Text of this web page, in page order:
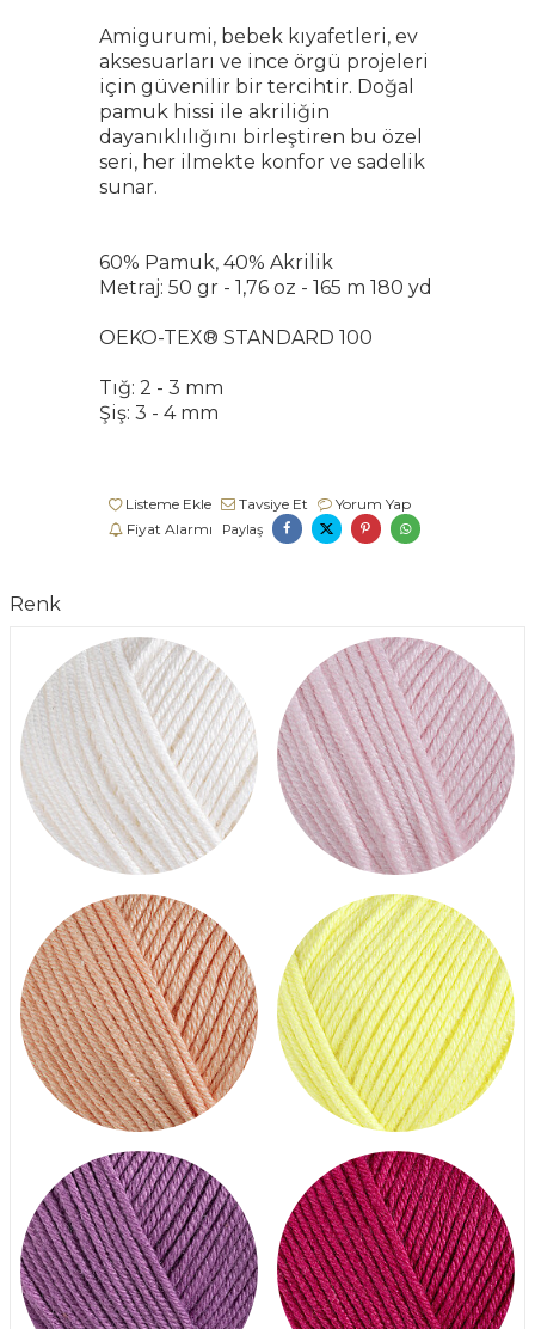
Amigurumi, bebek kıyafetleri, ev
aksesuarları ve ince örgü projeleri
için güvenilir bir tercihtir. Doğal
pamuk hissi ile akriliğin
dayanıklılığını birleştiren bu özel
seri, her ilmekte konfor ve sadelik
sunar.
60% Pamuk, 40% Akrilik
Metraj: 50 gr - 1,76 oz - 165 m 180 yd
OEKO-TEX® STANDARD 100
Tığ: 2 - 3 mm
Şiş: 3 - 4 mm
Listeme Ekle Tavsiye Et
Yorum Yap
Fiyat Alarmı
Paylaş
Renk